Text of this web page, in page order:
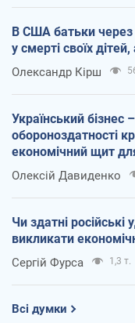
В США батьки через
у смерті своїх
Олександр Кірш
Український бізнес
обороноздатності
економічний щит
Олексій Давиденко
Чи здатні російські
викликати
Сергій Фурса 1,3 т.
Всі думки